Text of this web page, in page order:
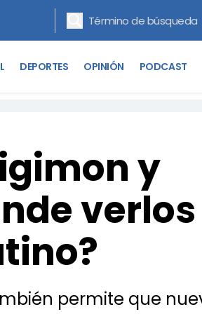
DEPORTES OPINIÓN PODCAST
y
verlos
permite que